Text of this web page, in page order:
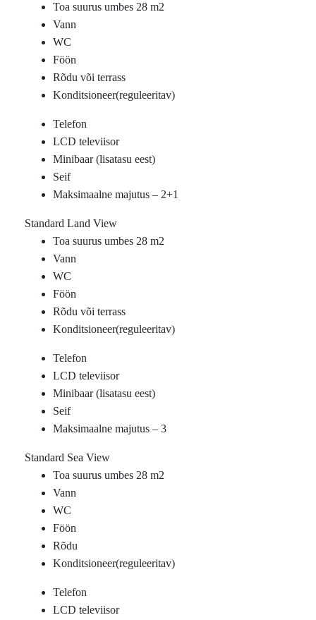
Toa suurus umbes 28 m2
Vann
WC
Föön
Rõdu või terrass
Konditsioneer(reguleeritav)
Telefon
LCD televiisor
Minibaar (lisatasu eest)
Seif
Maksimaalne majutus – 2+1
Standard Land View
Toa suurus umbes 28 m2
Vann
WC
Föön
Rõdu või terrass
Konditsioneer(reguleeritav)
Telefon
LCD televiisor
Minibaar (lisatasu eest)
Seif
Maksimaalne majutus – 3
Standard Sea View
Toa suurus umbes 28 m2
Vann
WC
Föön
Rõdu
Konditsioneer(reguleeritav)
Telefon
LCD televiisor